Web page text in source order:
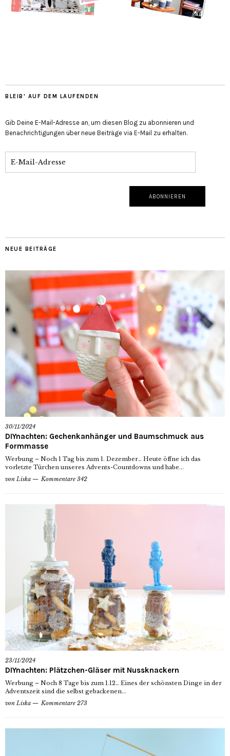
BLEIB' AUF DEM LAUFENDEN
Gib Deine E-Mail-Adresse an, um diesen Blog zu abonnieren und
Benachrichtigungen über neue Beiträge via E-Mail zu erhalten.
NEUE BEITRÄGE
30/11/2024
DIYnachten: Gechenkanhänger und Baumschmuck aus
Formmasse
Werbung – Noch 1 Tag bis zum 1. Dezember… Heute öffne ich das
vorletzte Türchen unseres Advents-Countdowns und habe...
von Liska Kommentare 342
23/11/2024
DIYnachten: Plätzchen-Gläser mit Nussknackern
Werbung – Noch 8 Tage bis zum 1.12… Eines der schönsten Dinge in der
Adventszeit sind die selbst gebackenen...
von Liska Kommentare 273